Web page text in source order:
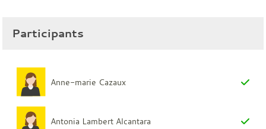
Participants
Anne-marie Cazaux
Antonia Lambert Alcantara